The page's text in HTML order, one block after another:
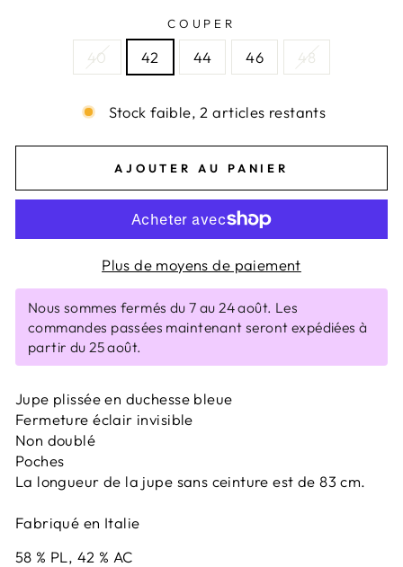
COUPER
40 42 44 46 48
Stock faible, 2 articles restants
AJOUTER AU PANIER
Plus de moyens de paiement
Nous sommes fermés du 7 au 24 août. Les
commandes passées maintenant seront expédiées à
partir du 25 août.
Jupe plissée en duchesse bleue
Fermeture éclair invisible
Non doublé
Poches
La longueur de la jupe sans ceinture est de 83 cm.
Fabriqué en Italie
58 % PL, 42 % AC